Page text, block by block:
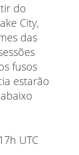
do
City,
das
fusos
estarão
UTC